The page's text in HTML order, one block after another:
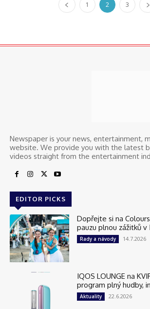
1 2 3
Newspaper is your news, entertainment,
website. We provide you with the latest
videos straight from the entertainment
EDITOR PICKS
Dopřejte si na
pauzu plnou zážitků v
Rady a návody 14.7.2026
IQOS LOUNGE na
program plný hudby,
Aktuality 22.6.2026